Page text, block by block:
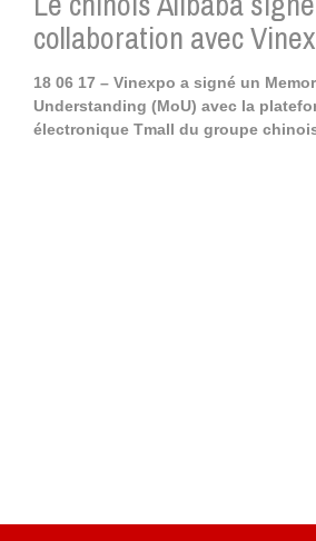
collaboration avec
18 06 17 – Vinexpo a signé un
Understanding (MoU) avec la
électronique Tmall du groupe